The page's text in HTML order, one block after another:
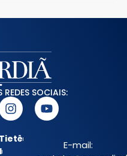
REDES SOCIAIS:
E-mail: